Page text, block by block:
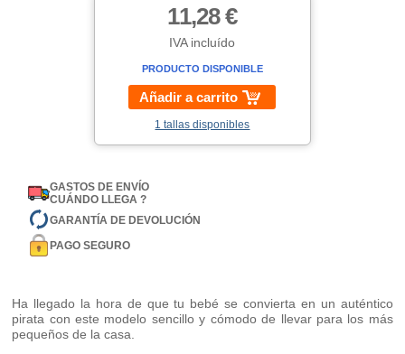
11,28 €
IVA incluído
PRODUCTO DISPONIBLE
Añadir a carrito
1 tallas disponibles
GASTOS DE ENVÍO
CUÁNDO LLEGA ?
GARANTÍA DE DEVOLUCIÓN
PAGO SEGURO
Ha llegado la hora de que tu bebé se convierta en un auténtico
pirata con este modelo sencillo y cómodo de llevar para los más
pequeños de la casa.